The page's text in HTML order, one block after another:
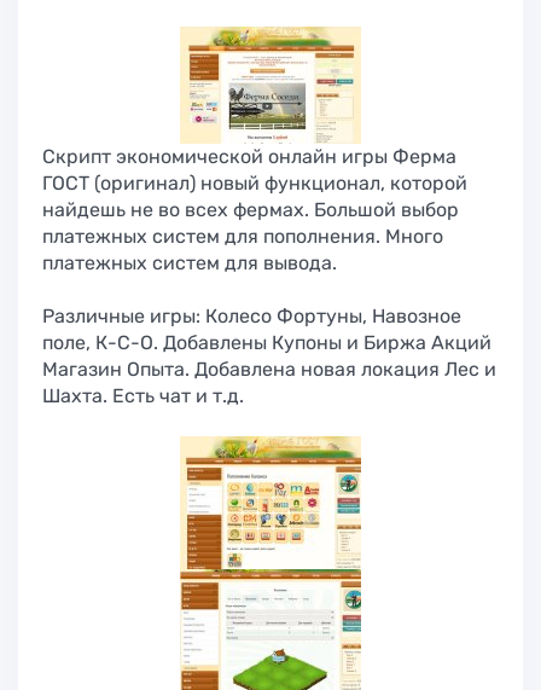
Скрипт экономической онлайн игры Ферма
ГОСТ (оригинал) новый функционал, которой
найдешь не во всех фермах. Большой выбор
платежных систем для пополнения. Много
платежных систем для вывода.
Различные игры: Колесо Фортуны, Навозное
поле, К-С-О. Добавлены Купоны и Биржа Акций
Магазин Опыта. Добавлена новая локация Лес и
Шахта. Есть чат и т.д.